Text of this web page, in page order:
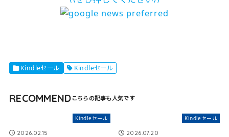
Kindleセール Kindleセール
RECOMMEND
Kindleセール
2026.02.15
Kindleセール
2026.07.20